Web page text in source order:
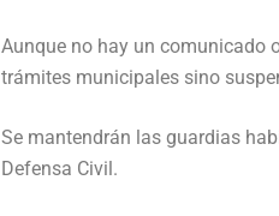
Aunque no hay un comunicado
trámites municipales sino
Se mantendrán las guardias
Defensa Civil.